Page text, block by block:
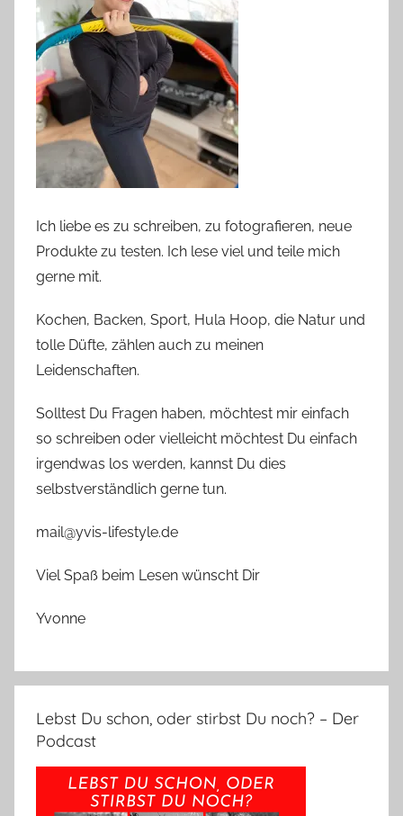
Ich liebe es zu schreiben, zu fotografieren, neue
Produkte zu testen. Ich lese viel und teile mich
gerne mit.
Kochen, Backen, Sport, Hula Hoop, die Natur und
tolle Düfte, zählen auch zu meinen
Leidenschaften.
Solltest Du Fragen haben, möchtest mir einfach
so schreiben oder vielleicht möchtest Du einfach
irgendwas los werden, kannst Du dies
selbstverständlich gerne tun.
mail@yvis-lifestyle.de
Viel Spaß beim Lesen wünscht Dir
Yvonne
Lebst Du schon, oder stirbst Du noch? – Der
Podcast